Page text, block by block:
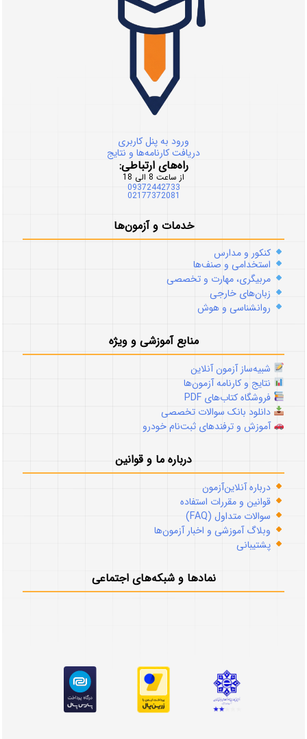
ورود به پنل کاربری
دریافت کارنامه‌ها و نتایج
راه‌های ارتباطی:
از ساعت 8 الی 18
09372442733
02177372081
خدمات و آزمون‌ها
کنکور و مدارس
استخدامی و صنف‌ها
مربیگری، مهارت و تخصصی
زبان‌های خارجی
روانشناسی و هوش
منابع آموزشی و ویژه
شبیه‌ساز آزمون آنلاین
نتایج و کارنامه آزمون‌ها
فروشگاه کتاب‌های PDF
دانلود بانک سوالات تخصصی
آموزش و ترفندهای ثبت‌نام خودرو
درباره ما و قوانین
درباره آنلاین‌آزمون
قوانین و مقررات استفاده
سوالات متداول (FAQ)
وبلاگ آموزشی و اخبار آزمون‌ها
پشتیبانی
نمادها و شبکه‌های اجتماعی